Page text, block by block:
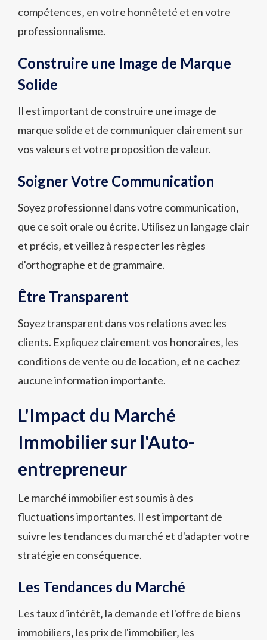
compétences‚ en votre honnêteté et en votre
professionnalisme.
Construire une Image de Marque
Solide
Il est important de construire une image de
marque solide et de communiquer clairement sur
vos valeurs et votre proposition de valeur.
Soigner Votre Communication
Soyez professionnel dans votre communication‚
que ce soit orale ou écrite. Utilisez un langage clair
et précis‚ et veillez à respecter les règles
d'orthographe et de grammaire.
Être Transparent
Soyez transparent dans vos relations avec les
clients. Expliquez clairement vos honoraires‚ les
conditions de vente ou de location‚ et ne cachez
aucune information importante.
L'Impact du Marché
Immobilier sur l'Auto-
entrepreneur
Le marché immobilier est soumis à des
fluctuations importantes. Il est important de
suivre les tendances du marché et d'adapter votre
stratégie en conséquence.
Les Tendances du Marché
Les taux d'intérêt‚ la demande et l'offre de biens
immobiliers‚ les prix de l'immobilier‚ les